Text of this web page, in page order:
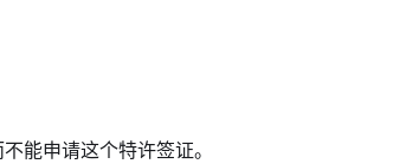
能申请这个特许签证。